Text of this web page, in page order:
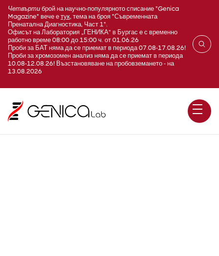
Четвърти брой на научно-популярното списание "Genica
Magazine" вече е тук, тема на броя "Съвременната
Пренатална Диагностика, Част 1".
Офисът на Лаборатория „ГЕНИКА“ в Бургас е с временно
работно време 08:00 до 15:00 ч. от 01.06.26
Проби за БАТ няма да се приемат в периода 07.08-17.08.26!
Проби за хромозомен анализ няма да се приемат в периода
10.08-12.08.26! Възстановяване на пробовземането - на
13.08.2026